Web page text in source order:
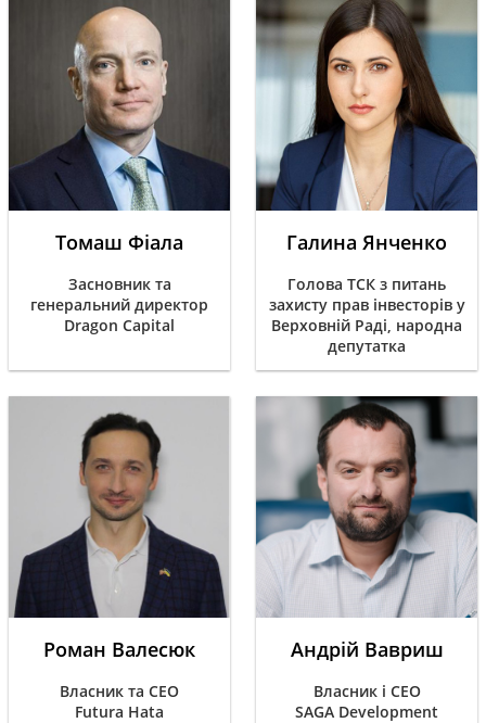
Томаш Фіала
Засновник та
генеральний директор
Dragon Capital
Галина Янченко
Голова ТСК з питань
захисту прав інвесторів у
Верховній Раді, народна
депутатка
Роман Валесюк
Власник та CEO
Futura Hata
Андрій Вавриш
Власник і CEO
SAGA Development